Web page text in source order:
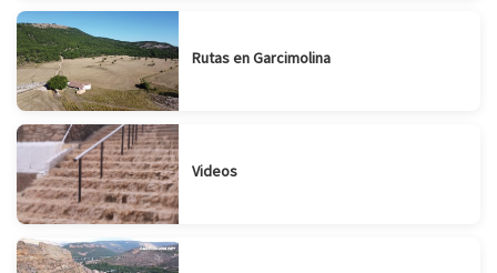
Rutas en Garcimolina
Videos